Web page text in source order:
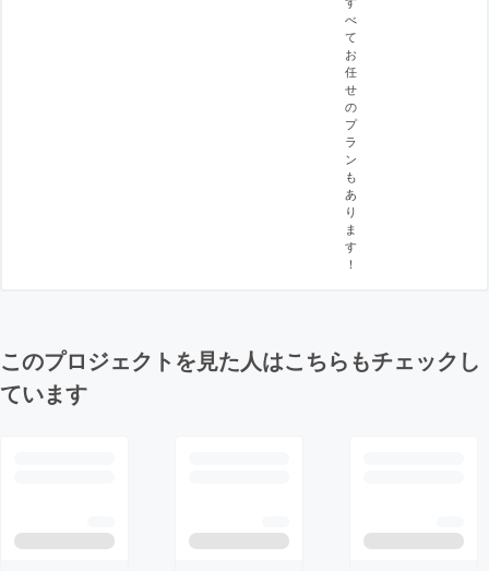
べ
て
お
任
せ
の
プ
ラ
ン
も
あ
り
ま
す
！
このプロジェクトを見た人はこちらもチェックし
ています